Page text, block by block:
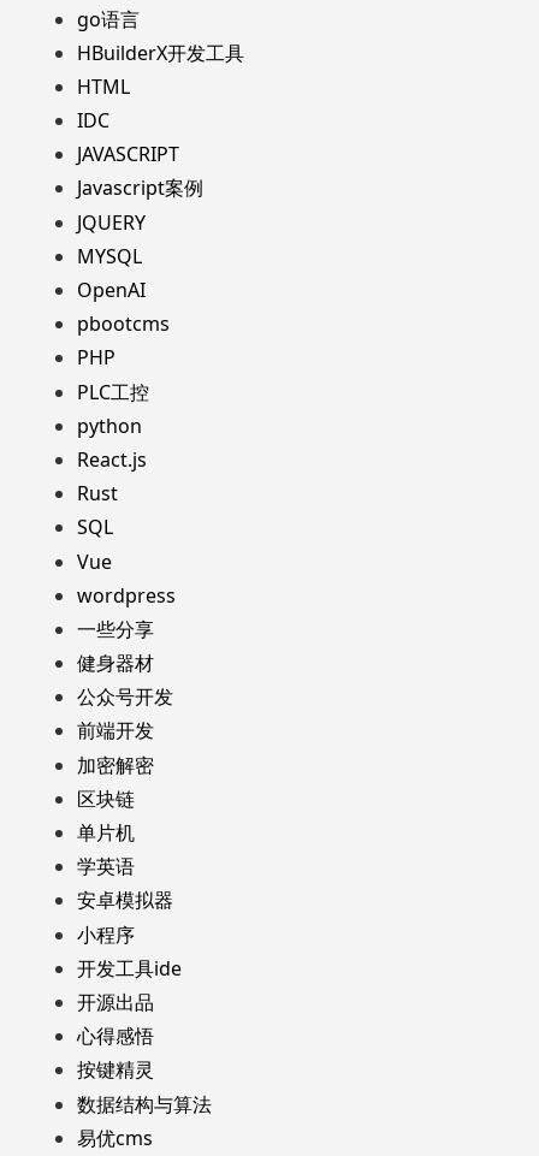
go语言
HBuilderX开发工具
HTML
IDC
JAVASCRIPT
Javascript案例
JQUERY
MYSQL
OpenAI
pbootcms
PHP
PLC工控
python
React.js
Rust
SQL
Vue
wordpress
一些分享
健身器材
公众号开发
前端开发
加密解密
区块链
单片机
学英语
安卓模拟器
小程序
开发工具ide
开源出品
心得感悟
按键精灵
数据结构与算法
易优cms